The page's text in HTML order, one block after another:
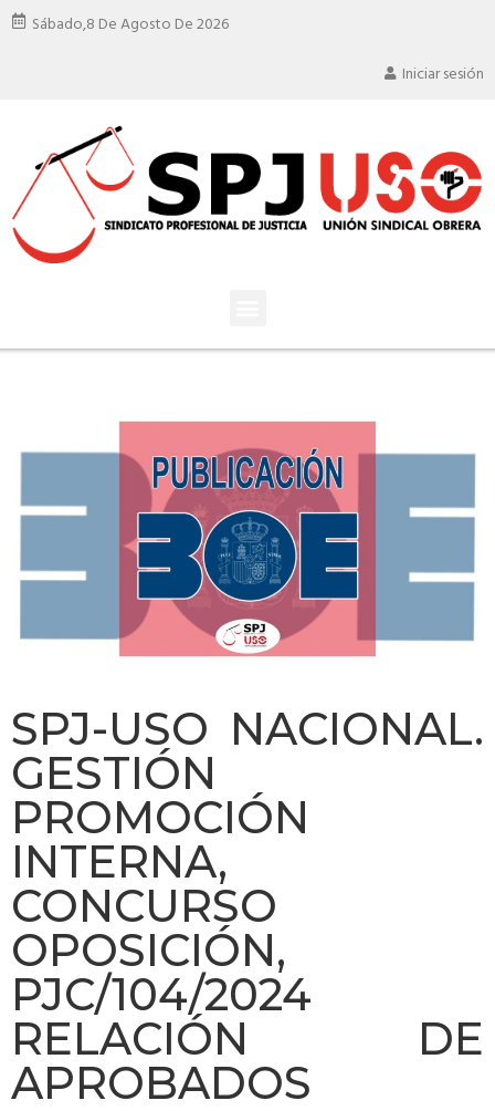
Sábado,8 De Agosto De 2026
Iniciar sesión
SPJ-USO NACIONAL.
GESTIÓN
PROMOCIÓN
INTERNA,
CONCURSO
OPOSICIÓN,
PJC/104/2024
RELACIÓN DE
APROBADOS